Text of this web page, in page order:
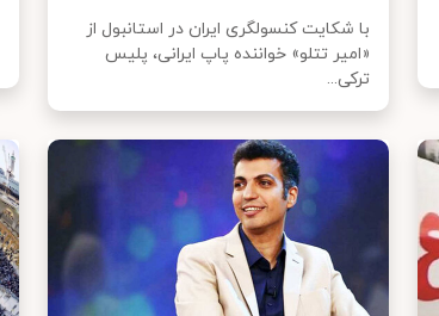
با شکایت کنسولگری ایران در استانبول از
«امیر تتلو» خواننده پاپ ایرانی، پلیس
ترکی...